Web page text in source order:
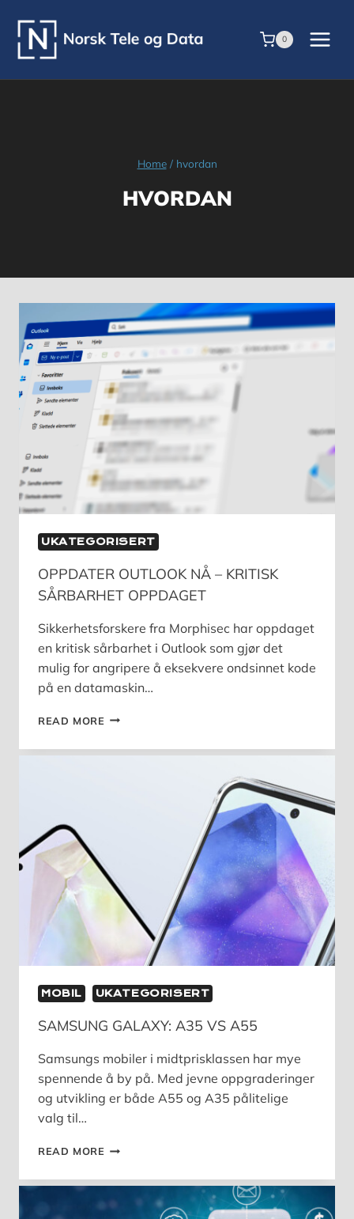
content
0
Home / hvordan
HVORDAN
UKATEGORISERT
OPPDATER OUTLOOK NÅ – KRITISK
SÅRBARHET OPPDAGET
Sikkerhetsforskere fra Morphisec har oppdaget
en kritisk sårbarhet i Outlook som gjør det
mulig for angripere å eksekvere ondsinnet kode
på en datamaskin…
READ MORE OPPDATER
NÅ
MOBIL UKATEGORISERT
SAMSUNG GALAXY: A35 VS A55
Samsungs mobiler i midtprisklassen har mye
spennende å by på. Med jevne oppgraderinger
og utvikling er både A55 og A35 pålitelige
valg til…
READ MORE SAMSUNG
A35
A55